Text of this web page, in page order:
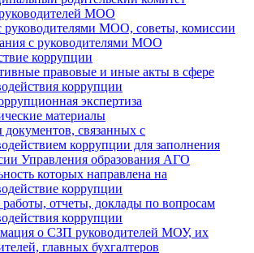
МОО
руководителями МОО, советы, комиссии
с руководителями МОО
коррупции
правовые и иные акты в сфере
коррупции
экспертиза
материалы
связанных с
коррупции для заполнения
Управления образования АГО
которых направлена на
коррупции
отчеты, доклады по вопросам
коррупции
о СЗП руководителей МОУ, их
главных бухгалтеров